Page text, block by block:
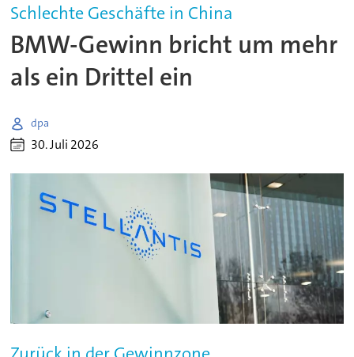
Schlechte Geschäfte in China
BMW-Gewinn bricht um mehr
als ein Drittel ein
dpa
30. Juli 2026